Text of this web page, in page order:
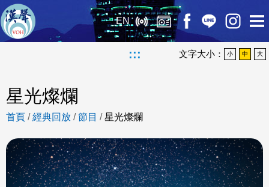
EN
::: 文字大小： 小 中 大
星光燦爛
首頁 /經典回放 /節目 /星光燦爛